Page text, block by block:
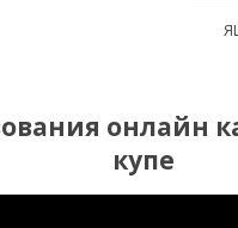
онлайн
купе